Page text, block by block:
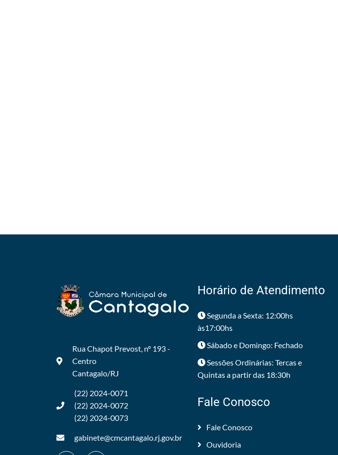
Rua Chapot Prevost, nº 193 -
Centro
Cantagalo/RJ
(22) 2024-0071
(22) 2024-0072
(22) 2024-0073
gabinete@cmcantagalo.rj.gov.br
Horário de Atendimento
Segunda a Sexta: 12:00hs
às17:00hs
Sábado e Domingo: Fechado
Sessões Ordinárias: Tercas e
Quintas a partir das 18:30h
Fale Conosco
Fale Conosco
Ouvidoria